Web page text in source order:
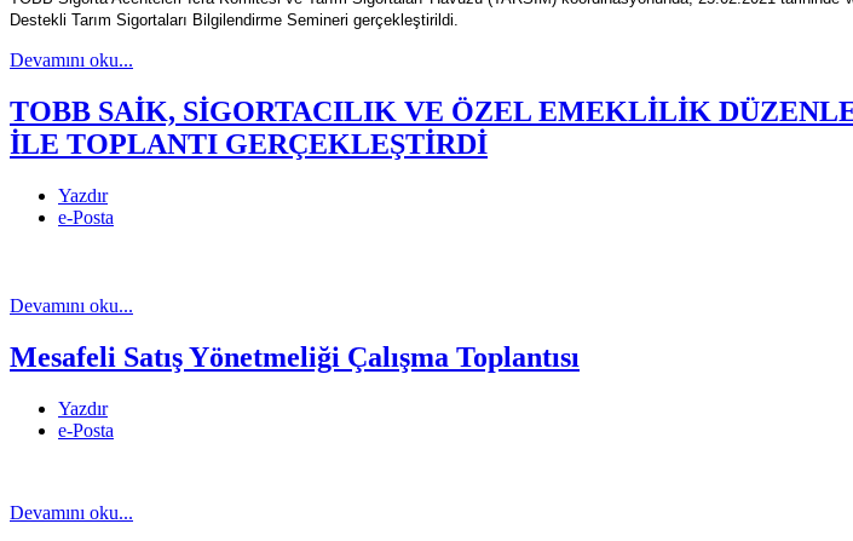
Destekli Tarım Sigortaları Bilgilendirme Semineri gerçekleştirildi.
Devamını oku...
TOBB SAİK, SİGORTACILIK VE ÖZEL EMEKLİLİK
İLE TOPLANTI GERÇEKLEŞTİRDİ
Yazdır
e-Posta
Devamını oku...
Mesafeli Satış Yönetmeliği Çalışma Toplantısı
Yazdır
e-Posta
Devamını oku...